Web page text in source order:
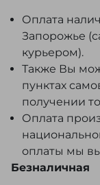
Оплата
Запорожье
курьером).
Также Вы
пунктах
получении
Оплата
оплаты мы
Безналичная